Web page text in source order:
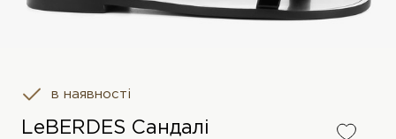
в наявності
LeBERDES Сандалі